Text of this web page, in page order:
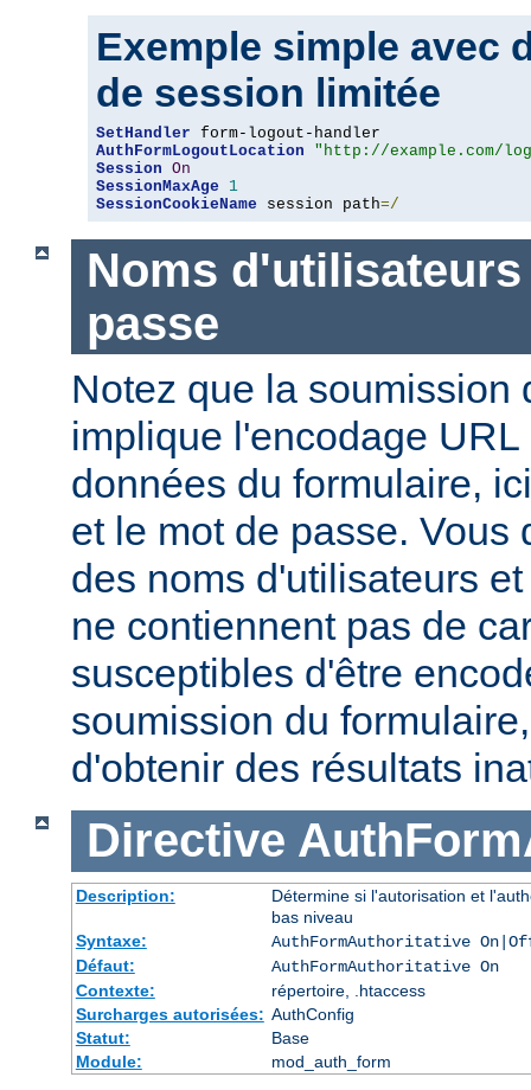
Exemple simple avec
de session limitée
SetHandler
AuthFormLogoutLocation
"http://example.com/
Session On
SessionMaxAge
1
SessionCookieName session path=/
Noms
passe
Notez que la soumission
implique l'encodage
données du formulaire,
et le mot de passe. Vous
des noms d'utilisateurs
ne contiennent pas de
susceptibles d'être
soumission du
d'obtenir des résultats
Directive
Description:
Détermine si l'autorisation et
bas niveau
Syntaxe:
AuthFormAuthoritative
Défaut:
AuthFormAuthoritative On
Contexte:
répertoire, .htaccess
Surcharges autorisées: AuthConfig
Statut:
Base
Module:
mod_auth_form